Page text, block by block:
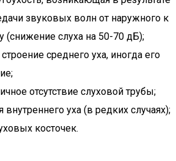
звуковых волн от наружного к
(снижение слуха на 50-70 дБ);
среднего уха, иногда его
отсутствие слуховой трубы;
внутреннего уха (в редких случаях);
косточек.